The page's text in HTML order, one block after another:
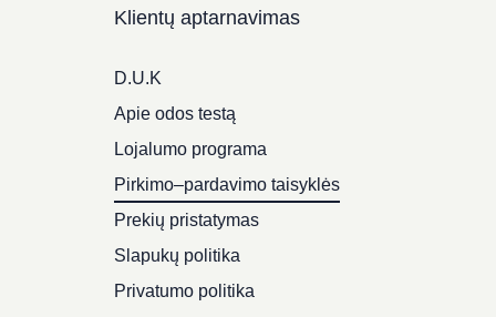
Klientų aptarnavimas
D.U.K
Apie odos testą
Lojalumo programa
Pirkimo–pardavimo taisyklės
Prekių pristatymas
Slapukų politika
Privatumo politika